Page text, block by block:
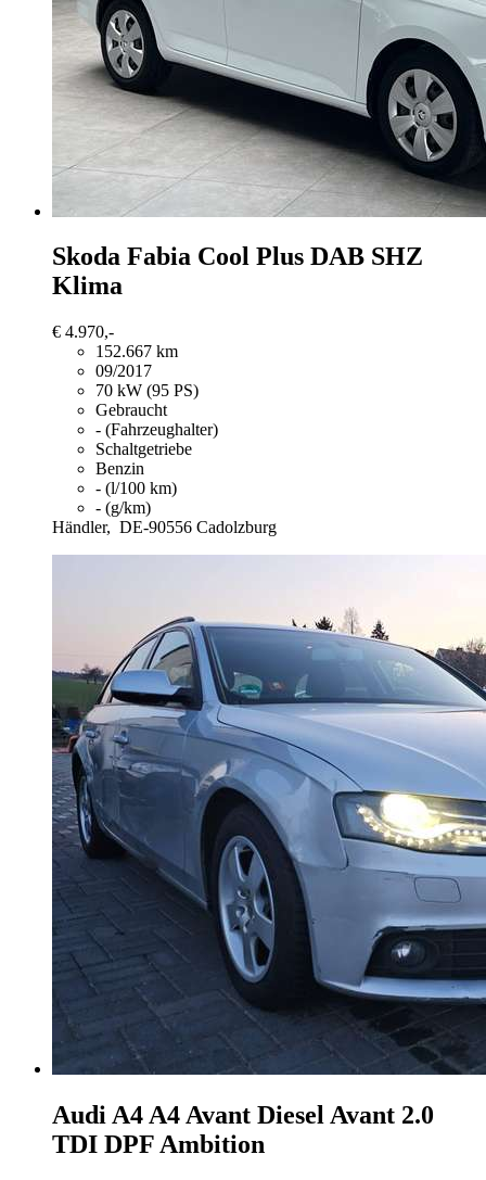
Skoda Fabia Cool Plus DAB SHZ
Klima
€ 4.970,-
152.667 km
09/2017
70 kW (95 PS)
Gebraucht
- (Fahrzeughalter)
Schaltgetriebe
Benzin
- (l/100 km)
- (g/km)
Händler, DE-90556 Cadolzburg
Audi A4A4 Avant Diesel Avant 2.0
TDI DPF Ambition